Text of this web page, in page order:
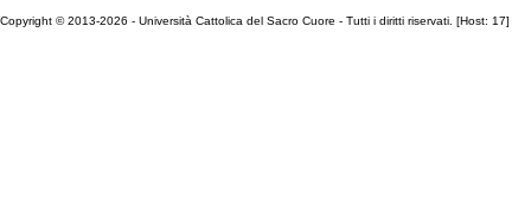
Copyright © 2013-2026 - Università Cattolica del Sacro Cuore - Tutti i diritti riservati. [Host: 17]